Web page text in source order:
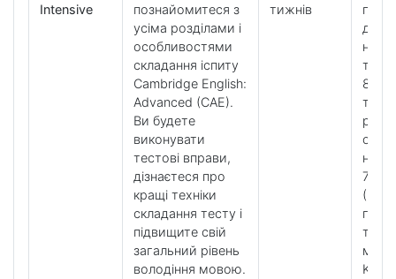
Intensive
познайомитеся з
усіма розділами і
особливостями
складання іспиту
Cambridge English:
Advanced (CAE).
Ви будете
виконувати
тестові вправи,
дізнаєтеся про
кращі техніки
складання тесту і
підвищите свій
загальний рівень
володіння мовою.
тижнів
до
на
8
7
(5.25
K +